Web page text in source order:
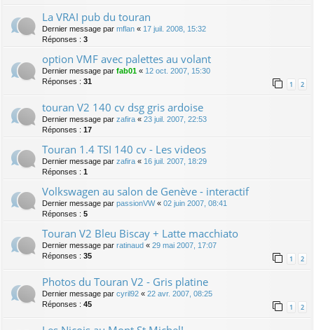
La VRAI pub du touran
Dernier message par mflan « 17 juil. 2008, 15:32
Réponses : 3
option VMF avec palettes au volant
Dernier message par fab01 « 12 oct. 2007, 15:30
Réponses : 31 1 2
touran V2 140 cv dsg gris ardoise
Dernier message par zafira « 23 juil. 2007, 22:53
Réponses : 17
Touran 1.4 TSI 140 cv - Les videos
Dernier message par zafira « 16 juil. 2007, 18:29
Réponses : 1
Volkswagen au salon de Genève - interactif
Dernier message par passionVW« 02 juin 2007, 08:41
Réponses : 5
Touran V2 Bleu Biscay + Latte macchiato
Dernier message par ratinaud « 29 mai 2007, 17:07
Réponses : 35 1 2
Photos du Touran V2 - Gris platine
Dernier message par cyril92 « 22 avr. 2007, 08:25
Réponses : 45 1 2